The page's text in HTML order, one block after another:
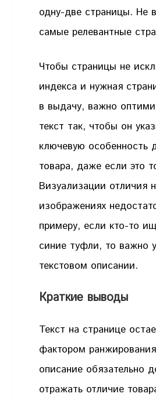
одну-две страницы. Не
самые релевантные
Чтобы страницы не
индекса и нужная
в выдачу, важно
текст так, чтобы он
ключевую особенность
товара, даже если это
Визуализации отличия
изображениях
примеру, если кто-то
синие туфли, то важно
текстовом описании.
Краткие выводы
Текст на странице
фактором
описание обязательно
отражать отличие